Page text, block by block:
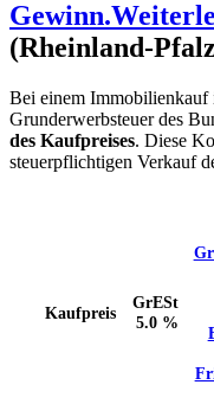
Gewinn.
(Rheinland-
Bei einem Immobilienkauf
Grunderwerbsteuer des
des Kaufpreises. Diese
steuerpflichtigen Verkauf
Kaufpreis
GrESt
5.0 %